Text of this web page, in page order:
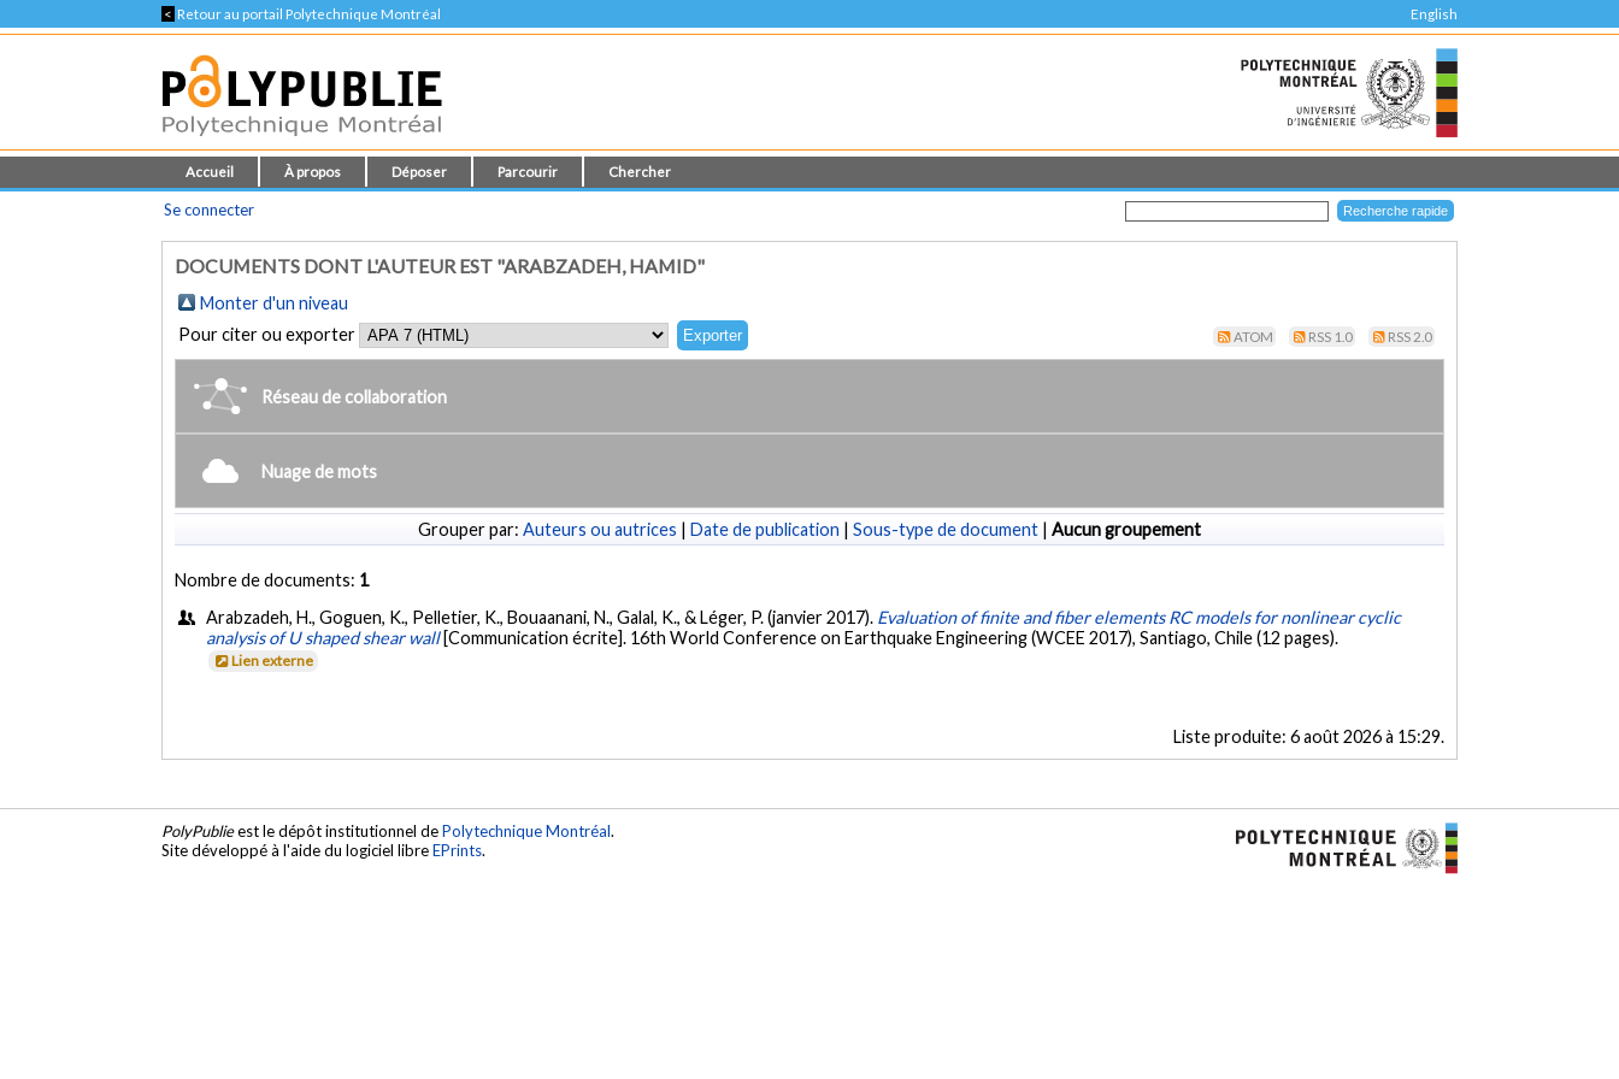
< Retour au portail Polytechnique Montréal English
Accueil À propos Déposer Parcourir Chercher
Se connecter
DOCUMENTS DONT L'AUTEUR EST "ARABZADEH, HAMID"
Monter d'un niveau
Pour citer ou exporter
ATOM RSS 1.0 RSS 2.0
Réseau de collaboration
Nuage de mots
Grouper par: Auteurs ou autrices | Date de publication | Sous-type de document | Aucun groupement
Nombre de documents: 1
Arabzadeh, H., Goguen, K., Pelletier, K., Bouaanani, N., Galal, K., & Léger, P. (janvier 2017). Evaluation of finite and fiber elements RC models for nonlinear cyclic
analysis of U shaped shear wall [Communication écrite]. 16th World Conference on Earthquake Engineering (WCEE 2017), Santiago, Chile (12 pages).
Lien externe
Liste produite: 6 août 2026 à 15:29.
PolyPublieest le dépôt institutionnel dePolytechnique Montréal.
Site développé à l'aide du logiciel libreEPrints.